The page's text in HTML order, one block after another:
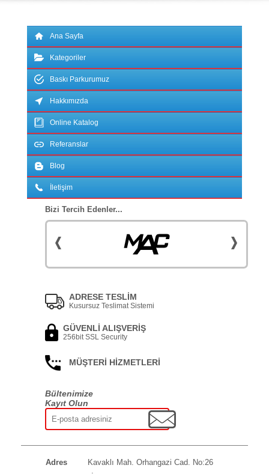
Ana Sayfa
Kategoriler
Baskı Parkurumuz
Hakkımızda
Online Katalog
Referanslar
Blog
İletişim
Bizi Tercih Edenler...
ADRESE TESLİM
Kusursuz Teslimat Sistemi
GÜVENLİ ALIŞVERİŞ
256bit SSL Security
MÜŞTERİ HİZMETLERİ
Bültenimize
Kayıt Olun
Adres
Kavaklı Mah. Orhangazi Cad. No:26